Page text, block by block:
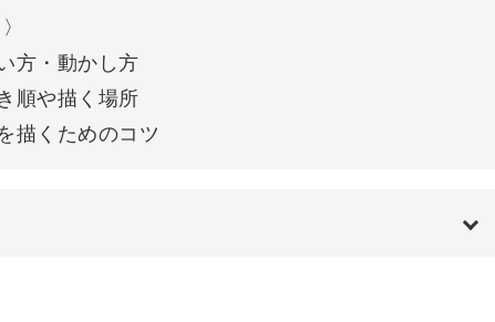
や描く場所
くためのコツ
ようになるために必要なコツやポイントが盛りだくさ
なかった方も、ぜひこの機会にチャレンジしてみまし
方・動かし方
順や描く場所
描くためのコツ